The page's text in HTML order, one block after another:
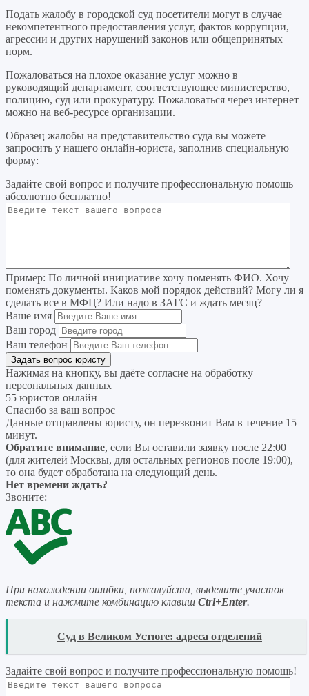
Подать жалобу в городской суд посетители могут в случае
некомпетентного предоставления услуг, фактов коррупции,
агрессии и других нарушений законов или общепринятых
норм.
Пожаловаться на плохое оказание услуг можно в
руководящий департамент, соответствующее министерство,
полицию, суд или прокуратуру. Пожаловаться через интернет
можно на веб-ресурсе организации.
Образец жалобы на представительство суда вы можете
запросить у нашего онлайн-юриста, заполнив специальную
форму:
Задайте свой вопрос и получите профессиональную помощь
абсолютно бесплатно!
Пример: По личной инициативе хочу поменять ФИО. Хочу
поменять документы. Каков мой порядок действий? Могу ли я
сделать все в МФЦ? Или надо в ЗАГС и ждать месяц?
Ваше имя
Ваш город
Ваш телефон
Нажимая на кнопку, вы даёте согласие на обработку
персональных данных
55 юристов онлайн
Спасибо за ваш вопрос
Данные отправлены юристу, он перезвонит Вам в течение 15
минут.
Обратите внимание, если Вы оставили заявку после 22:00
(для жителей Москвы, для остальных регионов после 19:00),
то она будет обработана на следующий день.
Нет времени ждать?
Звоните:
При нахождении ошибки, пожалуйста, выделите участок
текста и нажмите комбинацию клавиш Ctrl+Enter.
Суд в Великом Устюге: адреса отделений
Задайте свой вопрос и получите профессиональную помощь!